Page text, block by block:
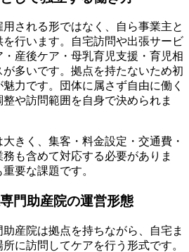
される形ではなく、自ら事業主と
を行います。自宅訪問や出張サービ
産後ケア・母乳育児支援・育児相
多いです。拠点を持たないため初
力です。団体に属さず自由に働く
や訪問範囲を自身で決められま
きく、集客・料金設定・交通費・
も含めて対応する必要がありま
要な課題です。
門助産院の運営形態
産院は拠点を持ちながら、自宅ま
に訪問してケアを行う形式です。